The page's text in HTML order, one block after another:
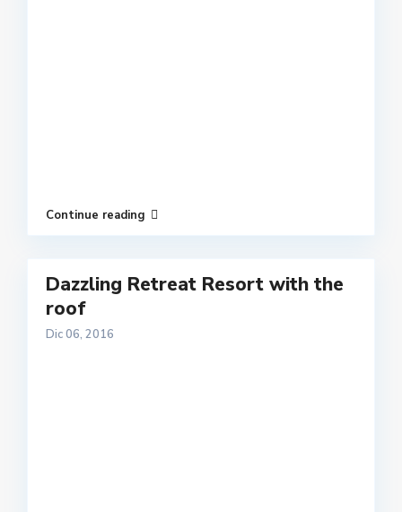
Continue reading
Dazzling Retreat Resort with the
roof
Dic 06, 2016